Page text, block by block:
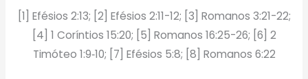
[1] Efésios 2:13; [2] Efésios 2:11-12; [3] Romanos 3:21-22;
[4] 1 Coríntios 15:20; [5] Romanos 16:25-26; [6] 2
Timóteo 1:9‑10; [7] Efésios 5:8; [8] Romanos 6:22